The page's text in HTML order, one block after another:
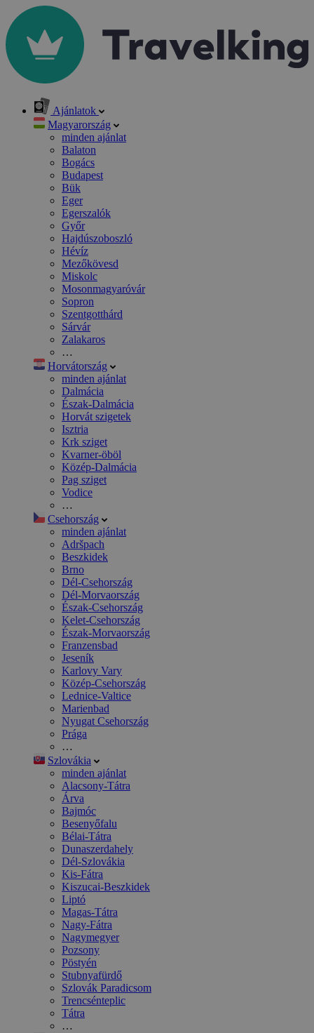
Ajánlatok
Magyarország
minden ajánlat
Balaton
Bogács
Budapest
Bük
Eger
Egerszalók
Győr
Hajdúszoboszló
Hévíz
Mezőkövesd
Miskolc
Mosonmagyaróvár
Sopron
Szentgotthárd
Sárvár
Zalakaros
…
Horvátország
minden ajánlat
Dalmácia
Észak-Dalmácia
Horvát szigetek
Isztria
Krk sziget
Kvarner-öböl
Közép-Dalmácia
Pag sziget
Vodice
…
Csehország
minden ajánlat
Adršpach
Beszkidek
Brno
Dél-Csehország
Dél-Morvaország
Észak-Csehország
Kelet-Csehország
Észak-Morvaország
Franzensbad
Jeseník
Karlovy Vary
Közép-Csehország
Lednice-Valtice
Marienbad
Nyugat Csehország
Prága
…
Szlovákia
minden ajánlat
Alacsony-Tátra
Árva
Bajmóc
Besenyőfalu
Bélai-Tátra
Dunaszerdahely
Dél-Szlovákia
Kis-Fátra
Kiszucai-Beszkidek
Liptó
Magas-Tátra
Nagy-Fátra
Nagymegyer
Pozsony
Pöstyén
Stubnyafürdő
Szlovák Paradicsom
Trencsénteplic
Tátra
…